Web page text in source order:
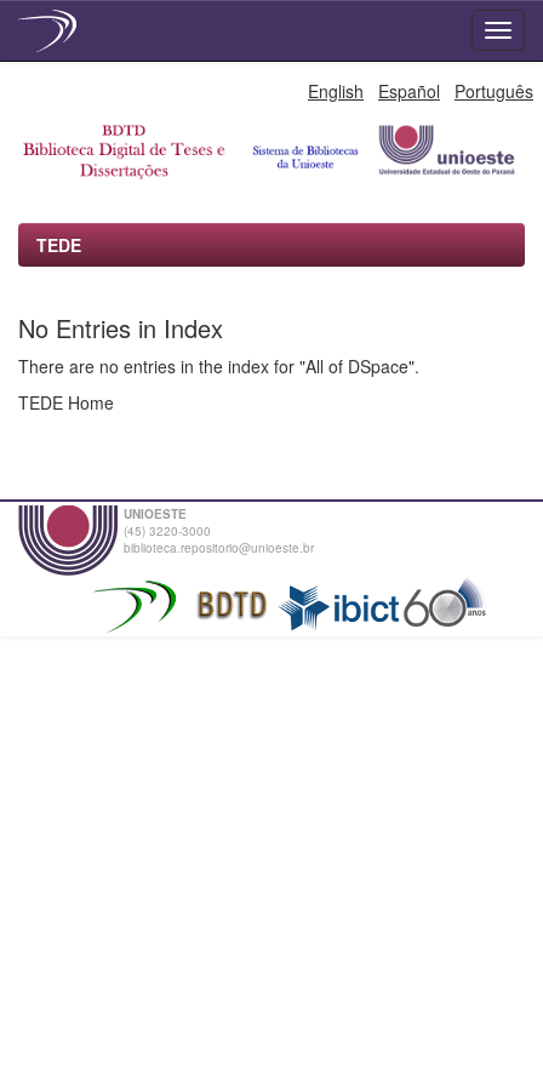
English Español Português
TEDE
No Entries in Index
There are no entries in the index for "All of DSpace".
TEDE Home
UNIOESTE
(45) 3220-3000
biblioteca.repositorio@unioeste.br